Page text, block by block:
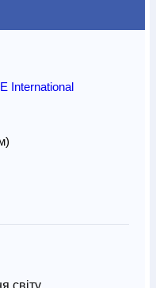
International
світу.